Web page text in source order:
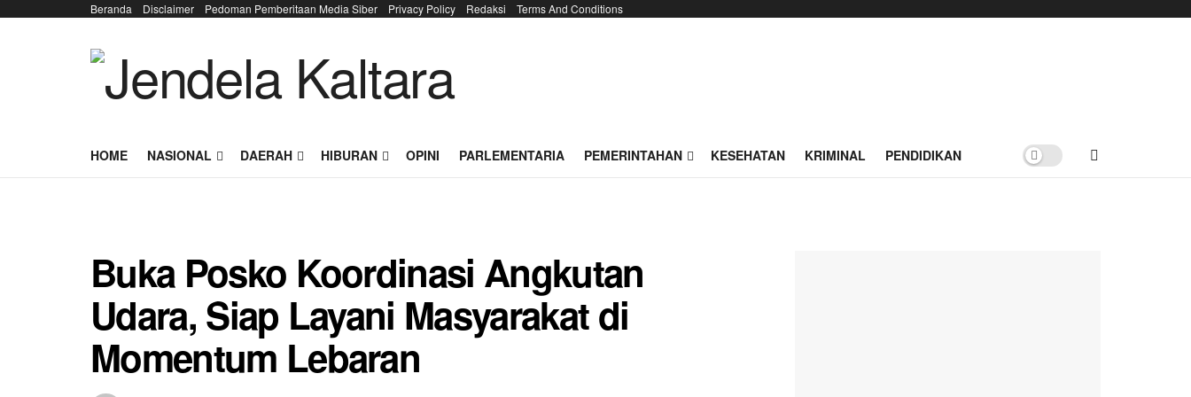
Beranda Disclaimer Pedoman Pemberitaan Media Siber Privacy Policy Redaksi Terms And Conditions
HOME NASIONAL DAERAH HIBURAN OPINI PARLEMENTARIA PEMERINTAHAN KESEHATAN KRIMINAL PENDIDIKAN
Buka Posko Koordinasi Angkutan
Udara, Siap Layani Masyarakat di
Momentum Lebaran